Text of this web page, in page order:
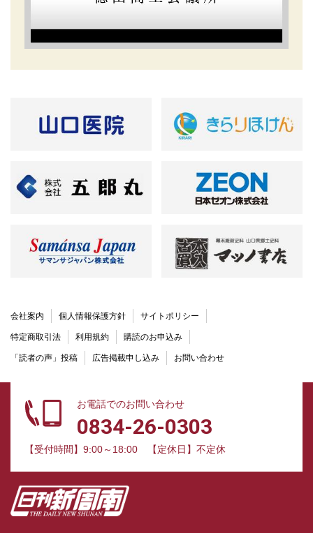
会社案内 個人情報保護方針 サイトポリシー
特定商取引法 利用規約 購読のお申込み
「読者の声」投稿 広告掲載申し込み お問い合わせ
お電話でのお問い合わせ
0834-26-0303
【受付時間】9:00～18:00 【定休日】不定休